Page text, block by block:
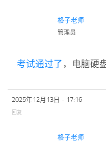
精品域名
格子老师
管理员
考试通过了 ，电脑硬
2025年12月13日 - 17:16
回复
格子老师